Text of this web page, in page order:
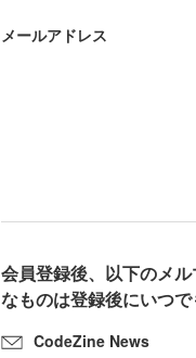
メールアドレス
会員登録後、以下のメ
なものは登録後にいつで
CodeZine News